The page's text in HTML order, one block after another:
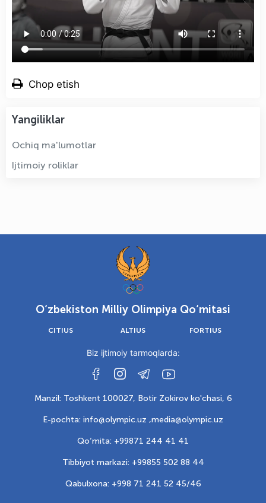
Chop etish
Yangiliklar
Ochiq ma'lumotlar
Ijtimoiy roliklar
O‘zbekiston Milliy Olimpiya Qo‘mitasi
CITIUS ALTIUS FORTIUS
Biz ijtimoiy tarmoqlarda:
Manzil: Toshkent 100027, Botir Zokirov ko'chasi, 6
E-pochta: info@olympic.uz ,media@olympic.uz
Qo‘mita: +99871 244 41 41
Tibbiyot markazi: +99855 502 88 44
Qabulxona: +998 71 241 52 45/46